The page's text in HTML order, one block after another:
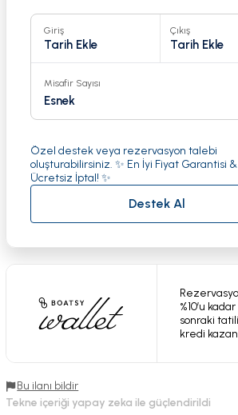
Giriş
Tarih Ekle
Çıkış
Tarih Ekle
Misafir Sayısı
Esnek
Özel destek veya rezervasyon talebi
oluşturabilirsiniz. ✨ En İyi Fiyat Garantisi
Ücretsiz İptal! ✨
Destek Al
%10’u
sonraki
kredi
Bu ilanı bildir
Tekne içeriği yapay zeka ile güçlendirildi